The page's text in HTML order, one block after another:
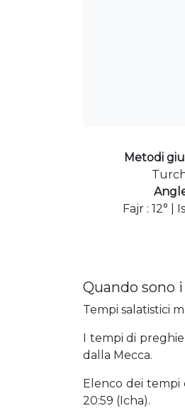
Metodi
Fajr : 12° |
Quando sono
Tempi salatistici
I tempi di
dalla Mecca.
Elenco dei tempi
20:59 (Icha).